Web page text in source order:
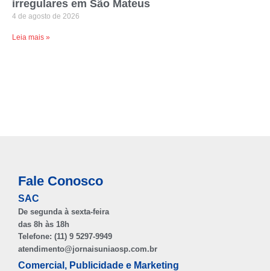
irregulares em São Mateus
4 de agosto de 2026
Leia mais »
Fale Conosco
SAC
De segunda à sexta-feira
das 8h às 18h
Telefone: (11) 9 5297-9949
atendimento@jornaisuniaosp.com.br
Comercial, Publicidade e Marketing